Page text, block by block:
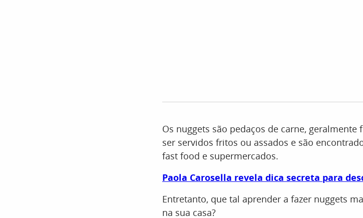
Os nuggets são pedaços de carne, geralmente
ser servidos fritos ou assados e são
fast food e supermercados.
Paola Carosella revela dica secreta para
Entretanto, que tal aprender a fazer nuggets
na sua casa?